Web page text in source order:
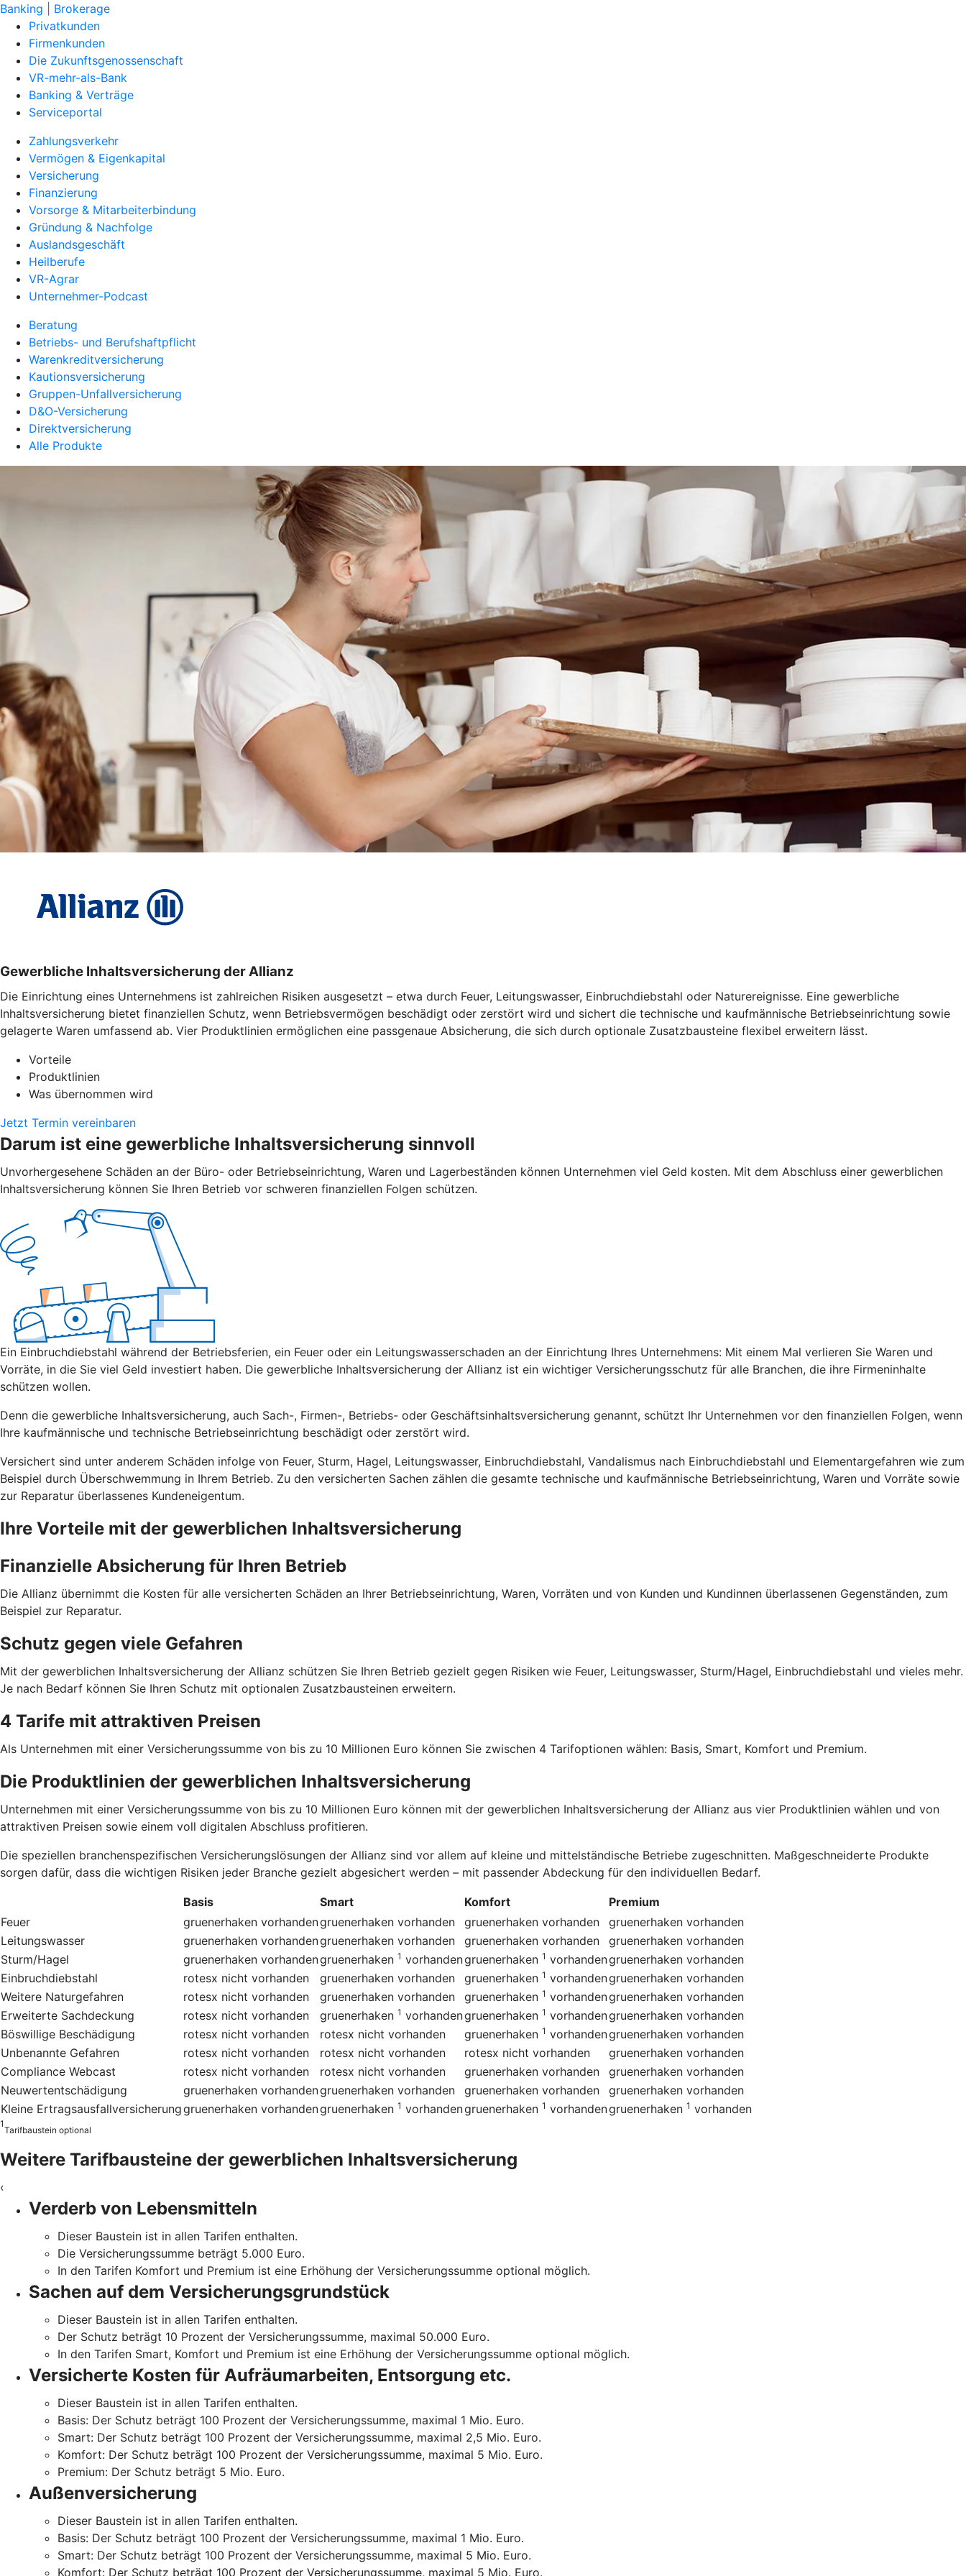
Banking | Brokerage
Privatkunden
Firmenkunden
Die Zukunftsgenossenschaft
VR-mehr-als-Bank
Banking & Verträge
Serviceportal
Zahlungsverkehr
Vermögen & Eigenkapital
Versicherung
Finanzierung
Vorsorge & Mitarbeiterbindung
Gründung & Nachfolge
Auslandsgeschäft
Heilberufe
VR-Agrar
Unternehmer-Podcast
Beratung
Betriebs- und Berufshaftpflicht
Warenkreditversicherung
Kautionsversicherung
Gruppen-Unfallversicherung
D&O-Versicherung
Direktversicherung
Alle Produkte
Gewerbliche Inhaltsversicherung der Allianz
Die Einrichtung eines Unternehmens ist zahlreichen Risiken ausgesetzt – etwa durch Feuer, Leitungswasser, Einbruchdiebstahl oder Naturereignisse. Eine gewerbliche
Inhaltsversicherung bietet finanziellen Schutz, wenn Betriebsvermögen beschädigt oder zerstört wird und sichert die technische und kaufmännische Betriebseinrichtung sowie
gelagerte Waren umfassend ab. Vier Produktlinien ermöglichen eine passgenaue Absicherung, die sich durch optionale Zusatzbausteine flexibel erweitern lässt.
Vorteile
Produktlinien
Was übernommen wird
Jetzt Termin vereinbaren
Darum ist eine gewerbliche Inhaltsversicherung sinnvoll
Unvorher­gesehene Schäden an der Büro- oder Betriebs­einrichtung, Waren und Lager­beständen können Unternehmen viel Geld kosten. Mit dem Abschluss einer gewerblichen
Inhalts­versicherung können Sie Ihren Betrieb vor schweren finanziellen Folgen schützen.
Ein Einbruch­diebstahl während der Betriebs­ferien, ein Feuer oder ein Leitungs­wasserschaden an der Einrichtung Ihres Unternehmens: Mit einem Mal verlieren Sie Waren und
Vorräte, in die Sie viel Geld investiert haben. Die gewerbliche Inhalts­versicherung der Allianz ist ein wichtiger Versicherungsschutz für alle Branchen, die ihre Firmeninhalte
schützen wollen.
Denn die gewerbliche Inhalts­versicherung, auch Sach-, Firmen-, Betriebs- oder Geschäfts­inhalts­versicherung genannt, schützt Ihr Unternehmen vor den finanziellen Folgen, wenn
Ihre kauf­männische und technische Betriebs­einrichtung beschädigt oder zerstört wird.
Versichert sind unter anderem Schäden infolge von Feuer, Sturm, Hagel, Leitungswasser, Einbruch­diebstahl, Vandalismus nach Einbruch­diebstahl und Elementar­gefahren wie zum
Beispiel durch Über­schwemmung in Ihrem Betrieb. Zu den versicherten Sachen zählen die gesamte technische und kauf­männische Betriebs­einrichtung, Waren und Vorräte sowie
zur Reparatur überlassenes Kunden­eigentum.
Ihre Vorteile mit der gewerblichen Inhalts­versicherung
Finanzielle Absicherung für Ihren Betrieb
Die Allianz übernimmt die Kosten für alle versicherten Schäden an Ihrer Betriebseinrichtung, Waren, Vorräten und von Kunden und Kundinnen überlassenen Gegenständen, zum
Beispiel zur Reparatur.
Schutz gegen viele Gefahren
Mit der gewerblichen Inhalts­versicherung der Allianz schützen Sie Ihren Betrieb gezielt gegen Risiken wie Feuer, Leitungswasser, Sturm/Hagel, Einbruchdiebstahl und vieles mehr.
Je nach Bedarf können Sie Ihren Schutz mit optionalen Zusatz­bausteinen erweitern.
4 Tarife mit attraktiven Preisen
Als Unternehmen mit einer Versicherungssumme von bis zu 10 Millionen Euro können Sie zwischen 4 Tarif­optionen wählen: Basis, Smart, Komfort und Premium.
Die Produktlinien der gewerblichen Inhaltsversicherung
Unternehmen mit einer Versicherungssumme von bis zu 10 Millionen Euro können mit der gewerblichen Inhaltsversicherung der Allianz aus vier Produktlinien wählen und von
attraktiven Preisen sowie einem voll digitalen Abschluss profitieren.
Die speziellen branchenspezifischen Versicherungslösungen der Allianz sind vor allem auf kleine und mittelständische Betriebe zugeschnitten. Maßgeschneiderte Produkte
sorgen dafür, dass die wichtigen Risiken jeder Branche gezielt abgesichert werden – mit passender Abdeckung für den individuellen Bedarf.
Basis Smart Komfort
Premium
Feuer
gruenerhaken vorhandengruenerhaken vorhanden gruenerhaken vorhanden gruenerhaken vorhanden
Leitungswasser
gruenerhaken vorhandengruenerhaken vorhanden gruenerhaken vorhanden gruenerhaken vorhanden
Sturm/Hagel
gruenerhaken vorhandengruenerhaken 1 vorhandengruenerhaken 1 vorhandengruenerhaken vorhanden
Einbruchdiebstahl
rotesx nicht vorhanden gruenerhaken vorhanden gruenerhaken 1 vorhandengruenerhaken vorhanden
Weitere Naturgefahren
rotesx nicht vorhanden gruenerhaken vorhanden gruenerhaken 1 vorhandengruenerhaken vorhanden
Erweiterte Sachdeckung
rotesx nicht vorhanden gruenerhaken 1 vorhandengruenerhaken 1 vorhandengruenerhaken vorhanden
Böswillige Beschädigung
rotesx nicht vorhanden rotesx nicht vorhanden gruenerhaken 1 vorhandengruenerhaken vorhanden
Unbenannte Gefahren
rotesx nicht vorhanden rotesx nicht vorhanden rotesx nicht vorhanden gruenerhaken vorhanden
Compliance Webcast
rotesx nicht vorhanden rotesx nicht vorhanden gruenerhaken vorhanden gruenerhaken vorhanden
Neuwertentschädigung
gruenerhaken vorhandengruenerhaken vorhanden gruenerhaken vorhanden gruenerhaken vorhanden
Kleine Ertragsausfallversicherunggruenerhaken vorhandengruenerhaken 1 vorhandengruenerhaken 1 vorhandengruenerhaken 1 vorhanden
1
Tarifbaustein optional
Weitere Tarifbausteine der gewerblichen Inhalts­versicherung
‹
Verderb von Lebensmitteln
Dieser Baustein ist in allen Tarifen enthalten.
Die Versicherungssumme beträgt 5.000 Euro.
In den Tarifen Komfort und Premium ist eine Erhöhung der Versicherungssumme optional möglich.
Sachen auf dem Versicherungs­grundstück
Dieser Baustein ist in allen Tarifen enthalten.
Der Schutz beträgt 10 Prozent der Versicherungssumme, maximal 50.000 Euro.
In den Tarifen Smart, Komfort und Premium ist eine Erhöhung der Versicherungssumme optional möglich.
Versicherte Kosten für Aufräumarbeiten, Entsorgung etc.
Dieser Baustein ist in allen Tarifen enthalten.
Basis: Der Schutz beträgt 100 Prozent der Versicherungssumme, maximal 1 Mio. Euro.
Smart: Der Schutz beträgt 100 Prozent der Versicherungssumme, maximal 2,5 Mio. Euro.
Komfort: Der Schutz beträgt 100 Prozent der Versicherungssumme, maximal 5 Mio. Euro.
Premium: Der Schutz beträgt 5 Mio. Euro.
Außenversicherung
Dieser Baustein ist in allen Tarifen enthalten.
Basis: Der Schutz beträgt 100 Prozent der Versicherungssumme, maximal 1 Mio. Euro.
Smart: Der Schutz beträgt 100 Prozent der Versicherungssumme, maximal 5 Mio. Euro.
Komfort: Der Schutz beträgt 100 Prozent der Versicherungssumme, maximal 5 Mio. Euro.